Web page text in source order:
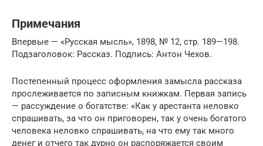
Примечания
Впервые — «Русская мысль», 1898, № 12, стр. 189—198.
Подзаголовок: Рассказ. Подпись: Антон Чехов.
Постепенный процесс оформления замысла рассказа
прослеживается по записным книжкам. Первая запись
— рассуждение о богатстве: «Как у арестанта неловко
спрашивать, за что он приговорен, так у очень богатого
человека неловко спрашивать, на что ему так много
денег и отчего так дурно он распоряжается своим